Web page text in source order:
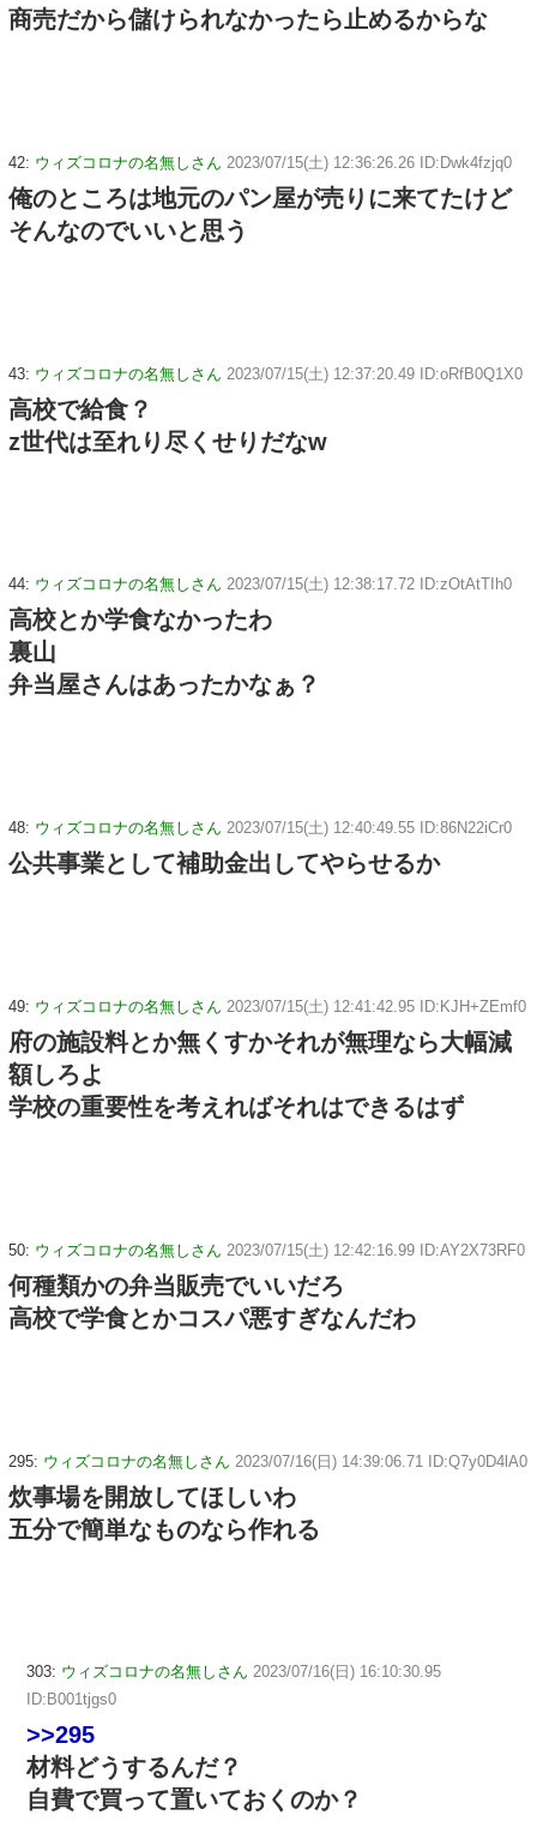
商売だから儲けられなかったら止めるからな
42: ウィズコロナの名無しさん 2023/07/15(土) 12:36:26.26 ID:Dwk4fzjq0
俺のところは地元のパン屋が売りに来てたけど
そんなのでいいと思う
43: ウィズコロナの名無しさん 2023/07/15(土) 12:37:20.49 ID:oRfB0Q1X0
高校で給食？
z世代は至れり尽くせりだなw
44: ウィズコロナの名無しさん 2023/07/15(土) 12:38:17.72 ID:zOtAtTIh0
高校とか学食なかったわ
裏山
弁当屋さんはあったかなぁ？
48: ウィズコロナの名無しさん 2023/07/15(土) 12:40:49.55 ID:86N22iCr0
公共事業として補助金出してやらせるか
49: ウィズコロナの名無しさん 2023/07/15(土) 12:41:42.95 ID:KJH+ZEmf0
府の施設料とか無くすかそれが無理なら大幅減
額しろよ
学校の重要性を考えればそれはできるはず
50: ウィズコロナの名無しさん 2023/07/15(土) 12:42:16.99 ID:AY2X73RF0
何種類かの弁当販売でいいだろ
高校で学食とかコスパ悪すぎなんだわ
295: ウィズコロナの名無しさん 2023/07/16(日) 14:39:06.71 ID:Q7y0D4lA0
炊事場を開放してほしいわ
五分で簡単なものなら作れる
303: ウィズコロナの名無しさん 2023/07/16(日) 16:10:30.95
ID:B001tjgs0
>>295
材料どうするんだ？
自費で買って置いておくのか？